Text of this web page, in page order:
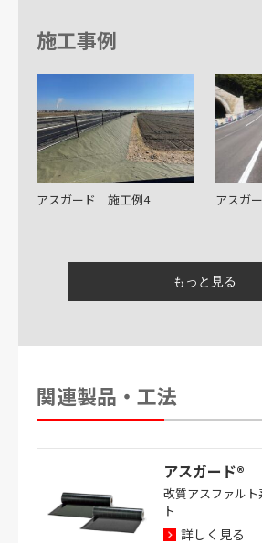
施工事例
アスガード 施工例4 アスガ
アスガード 施工例1 アスガ
関連製品・工法
アスガード®
改質アスファル
ト
詳しく見る